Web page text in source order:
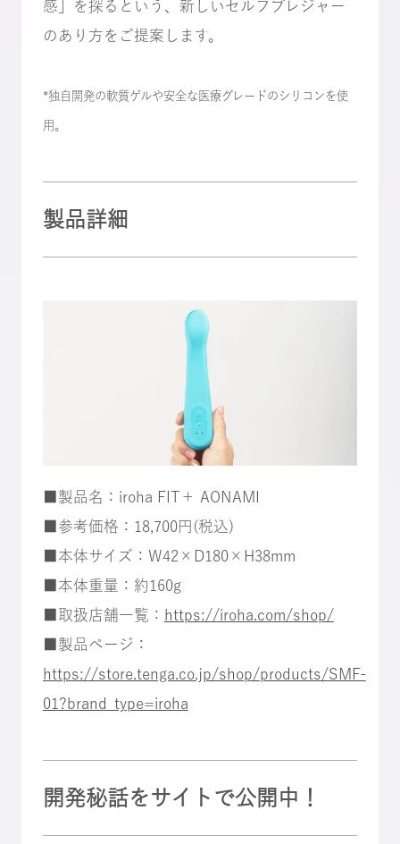
感」を探るという、新しいセルフプレジャー
のあり方をご提案します。
*独自開発の軟質ゲルや安全な医療グレードのシリコンを使
用。
製品詳細
■製品名：iroha FIT＋ AONAMI
■参考価格：18,700円(税込)
■本体サイズ：W42×D180×H38mm
■本体重量：約160g
■取扱店舗一覧： https://iroha.com/shop/
■製品ページ：
https://store.tenga.co.jp/shop/products/SMF-
01?brand_type=iroha
開発秘話をサイトで公開中！